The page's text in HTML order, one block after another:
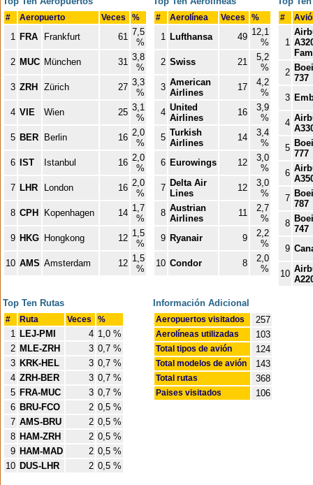
# Aeropuerto Veces %
1 FRA Frankfurt 61 7,5
%
2 MUC München 31 3,8
%
3 ZRH Zürich 27 3,3
%
4 VIE Wien 25 3,1
%
5 BER Berlin 16 2,0
%
6
IST Istanbul 16 2,0
%
7 LHR London 16 2,0
%
8 CPH Kopenhagen 14 1,7
%
9 HKG Hongkong 12 1,5
%
10 AMS Amsterdam 12 1,5
%
# Aerolínea Veces %
1 Lufthansa 49 12,1
%
2 Swiss 21
5,2
%
3 American
Airlines
17
4,2
%
4 United
Airlines
16
3,9
%
5 Turkish
Airlines
14
3,4
%
6 Eurowings 12
3,0
%
7 Delta Air
Lines
12
3,0
%
8 Austrian
Airlines
11
2,7
%
9 Ryanair 9
2,2
%
10 Condor 8
2,0
%
#
1
2
737
3
4
5
777
6
7
787
8
747
9
10
Top Ten Rutas
# Ruta Veces %
1 LEJ-PMI 4 1,0 %
2 MLE-ZRH 3 0,7 %
3 KRK-HEL 3 0,7 %
4 ZRH-BER 3 0,7 %
5 FRA-MUC 3 0,7 %
6 BRU-FCO 2 0,5 %
7 AMS-BRU 2 0,5 %
8 HAM-ZRH 2 0,5 %
9 HAM-MAD 2 0,5 %
10 DUS-LHR 2 0,5 %
Información Adicional
Aeropuertos visitados 257
Aerolíneas utilizadas 103
Total tipos de avión 124
Total modelos de avión 143
Total rutas 368
Paises visitados 106